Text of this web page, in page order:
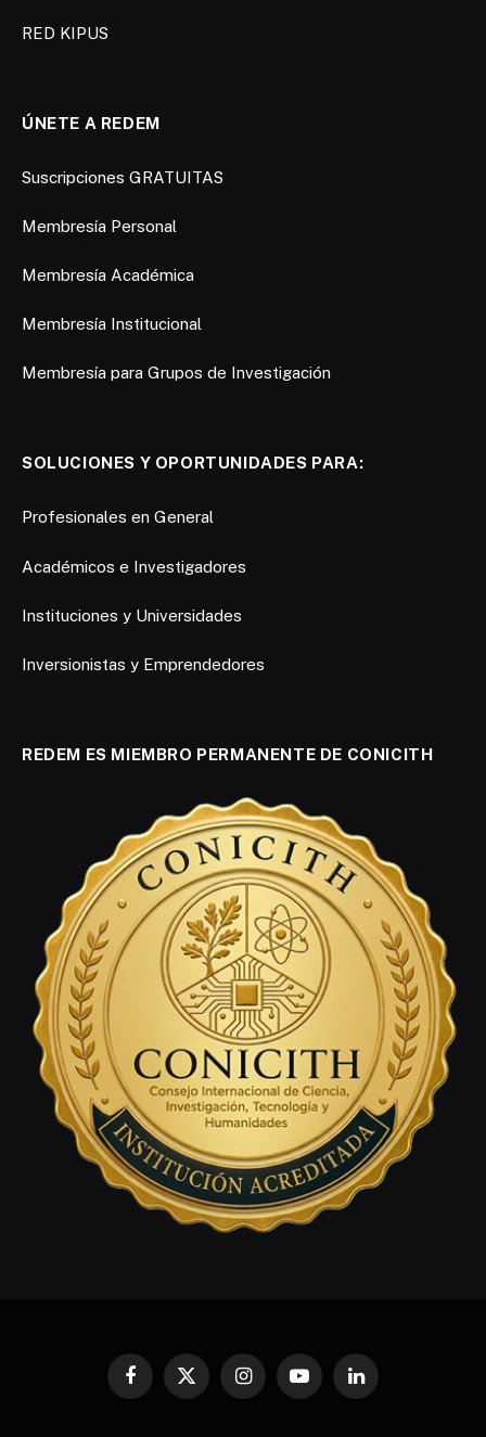
RED KIPUS
ÚNETE A REDEM
Suscripciones GRATUITAS
Membresía Personal
Membresía Académica
Membresía Institucional
Membresía para Grupos de Investigación
SOLUCIONES Y OPORTUNIDADES PARA:
Profesionales en General
Académicos e Investigadores
Instituciones y Universidades
Inversionistas y Emprendedores
REDEM ES MIEMBRO PERMANENTE DE CONICITH
Facebook
X
InstagramYouTubeLinkedIn